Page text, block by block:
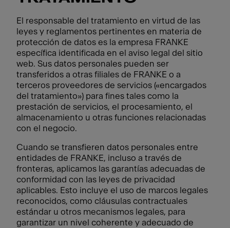
El responsable del tratamiento en virtud de las
leyes y reglamentos pertinentes en materia de
protección de datos es la empresa FRANKE
específica identificada en el aviso legal del sitio
web. Sus datos personales pueden ser
transferidos a otras filiales de FRANKE o a
terceros proveedores de servicios («encargados
del tratamiento») para fines tales como la
prestación de servicios, el procesamiento, el
almacenamiento u otras funciones relacionadas
con el negocio.
Cuando se transfieren datos personales entre
entidades de FRANKE, incluso a través de
fronteras, aplicamos las garantías adecuadas de
conformidad con las leyes de privacidad
aplicables. Esto incluye el uso de marcos legales
reconocidos, como cláusulas contractuales
estándar u otros mecanismos legales, para
garantizar un nivel coherente y adecuado de